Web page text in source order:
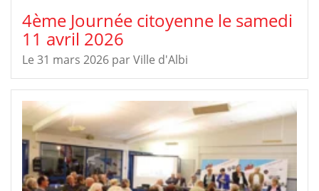
4ème Journée citoyenne le samedi
11 avril 2026
Le 31 mars 2026 parVille d'Albi